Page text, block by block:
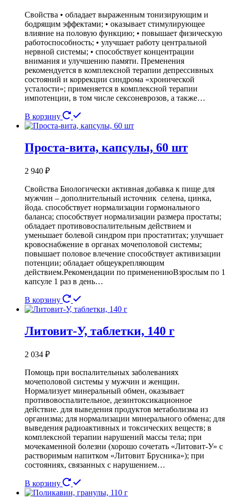
Свойства • обладает выраженным тонизирующим и
бодрящим эффектами; • оказывает стимулирующее
влияние на половую функцию; • повышает физическую
работоспособность; • улучшает работу центральной
нервной системы; • способствует концентрации
внимания и улучшению памяти. Пременения
рекомендуется в комплексной терапии депрессивных
состояний и коррекции синдрома «хронической
усталости»; применяется в комплексной терапии
импотенции, в том числе сексоневрозов, а также…
В корзину
Проста-вита, капсулы, 60 шт
2 940 ₽
Свойства Биологически активная добавка к пище для
мужчин – дополнительный источник селена, цинка,
йода. способствует нормализации гормонального
баланса; способствует нормализации размера простаты;
обладает противовоспалительным действием и
уменьшает болевой синдром при простатитах; улучшает
кровоснабжение в органах мочеполовой системы;
повышает половое влечение способствует активизации
потенции; обладает общеукрепляющим
действием.Рекомендации по применениюВзрослым по 1
капсуле 1 раз в день…
В корзину
Литовит-У, таблетки, 140 г
2 034 ₽
Помощь при воспалительных заболеваниях
мочеполовой системы у мужчин и женщин.
Нормализует минеральный обмен, оказывает
противовоспалительное, дезинтоксикационное
действие. для выведения продуктов метаболизма из
организма; для нормализации минерального обмена; для
выведения радиоактивных и токсических веществ; в
комплексной терапии нарушений массы тела; при
мочекаменной болезни (хорошо сочетать «Литовит-У» с
растворимым напитком «Литовит Брусника»); при
состояниях, связанных с нарушением…
В корзину